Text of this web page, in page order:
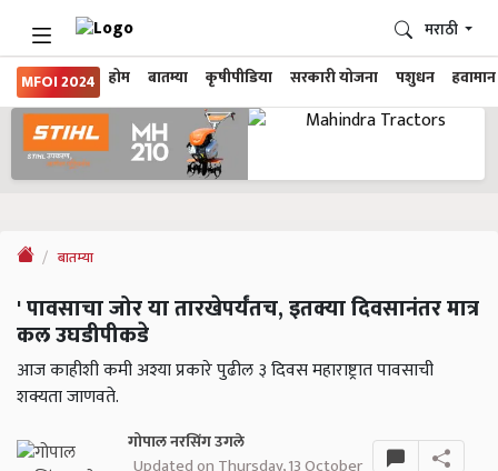
MFOI 2024 होम बातम्या कृषीपीडिया सरकारी योजना पशुधन हवामान
मराठी
बातम्या
' पावसाचा जोर या तारखेपर्यंतच, इतक्या दिवसानंतर मात्र
कल उघडीपीकडे
आज काहीशी कमी अश्या प्रकारे पुढील ३ दिवस महाराष्ट्रात पावसाची
शक्यता जाणवते.
गोपाल नरसिंग उगले